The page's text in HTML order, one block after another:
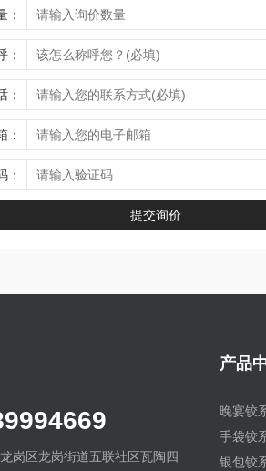
：
：
：
：
：
岗区龙岗街道五联社区瓦陶四
产品
晚宴铰
手袋铰
银包铰